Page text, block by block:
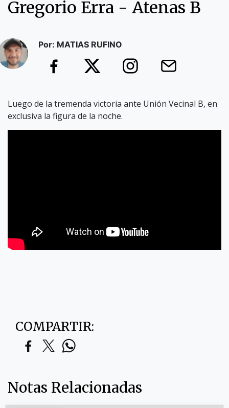
Gregorio Erra - Atenas B
Por: MATIAS RUFINO
Luego de la tremenda victoria ante Unión Vecinal B, en
exclusiva la figura de la noche.
COMPARTIR:
Notas Relacionadas